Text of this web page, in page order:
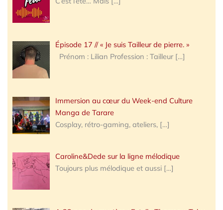
Épisode 17 // « Je suis Tailleur de pierre. »
Prénom : Lilian Profession : Tailleur […]
Immersion au cœur du Week-end Culture
Manga de Tarare
Cosplay, rétro-gaming, ateliers, […]
Caroline&Dede sur la ligne mélodique
Toujours plus mélodique et aussi […]